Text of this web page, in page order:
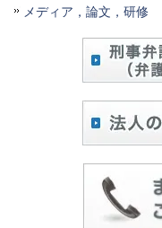
メディア，論文，研修